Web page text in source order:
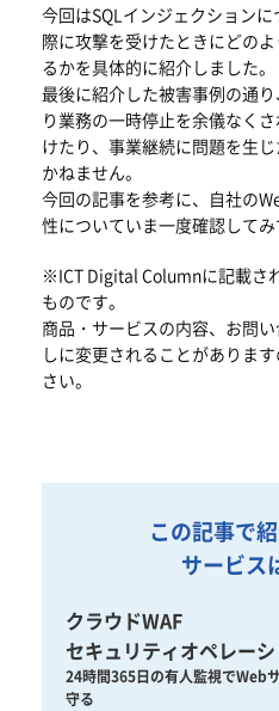
今回はSQLインジェクション
際に攻撃を受けたときにどの
るかを具体的に紹介しました。
最後に紹介した被害事例の通
り業務の一時停止を余儀なく
けたり、事業継続に問題を生
かねません。
今回の記事を参考に、自社の
性についていま一度確認してみ
※ICT Digital Columnに記載さ
ものです。
商品・サービスの内容、お問
しに変更されることがありま
さい。
この記事で
サービス
クラウドWAF
セキュリティオペレー
24時間365日の有人監視でWeb
守る